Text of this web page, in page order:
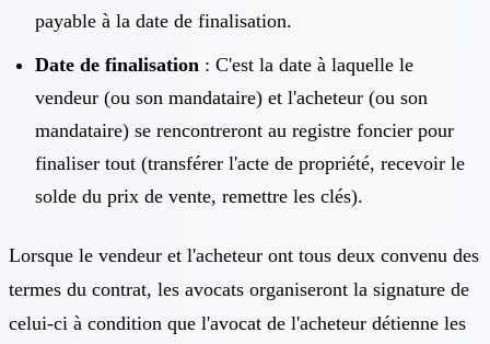
payable à la date de finalisation.
Date de finalisation : C'est la date à laquelle le
vendeur (ou son mandataire) et l'acheteur (ou son
mandataire) se rencontreront au registre foncier pour
finaliser tout (transférer l'acte de propriété, recevoir le
solde du prix de vente, remettre les clés).
Lorsque le vendeur et l'acheteur ont tous deux convenu des
termes du contrat, les avocats organiseront la signature de
celui-ci à condition que l'avocat de l'acheteur détienne les